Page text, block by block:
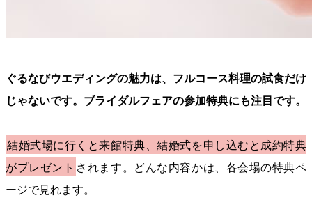
ぐるなびウエディングの魅力は、フルコース料理の試食だけ
じゃないです。ブライダルフェアの参加特典にも注目です。
結婚式場に行くと来館特典、結婚式を申し込むと成約特典
がプレゼント されます。どんな内容かは、各会場の特典ペ
ージで見れます。